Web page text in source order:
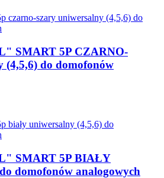
SMART 5P CZARNO-
(4,5,6) do domofonów
SMART 5P BIAŁY
domofonów analogowych